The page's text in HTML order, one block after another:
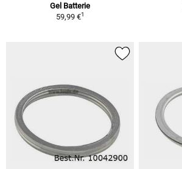
Gel Batterie
59,99 €1